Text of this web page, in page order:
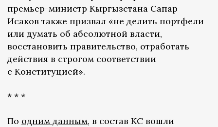
премьер-министр Кыргызстана Сапар
Исаков также призвал «не делить портфели
или думать об абсолютной власти,
восстановить правительство, отработать
действия в строгом соответствии
с Конституцией».
* * *
По одним данным, в состав КС вошли